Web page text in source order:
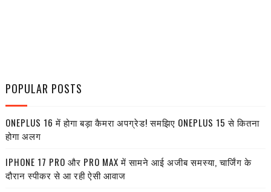
POPULAR POSTS
ONEPLUS 16 में होगा बड़ा कैमरा अपग्रेड! समझिए ONEPLUS 15 से कितना
होगा अलग
IPHONE 17 PRO और PRO MAX में सामने आई अजीब समस्या, चार्जिंग के
दौरान स्पीकर से आ रही ऐसी आवाज